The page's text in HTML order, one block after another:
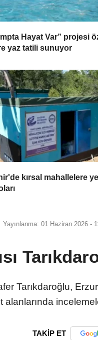
Hayat Var” projesi
yaz tatili sunuyor
kırsal mahallelere
Yayınlanma: 01 Haziran 2026 -
Tarıkdaroğlu,
alanlarında
TAKİP ET